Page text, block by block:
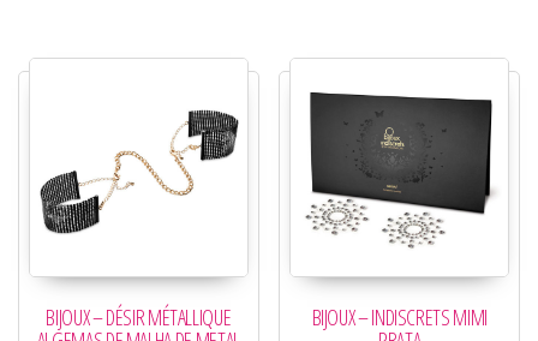
BIJOUX – DÉSIR MÉTALLIQUE BIJOUX – INDISCRETS MIMI